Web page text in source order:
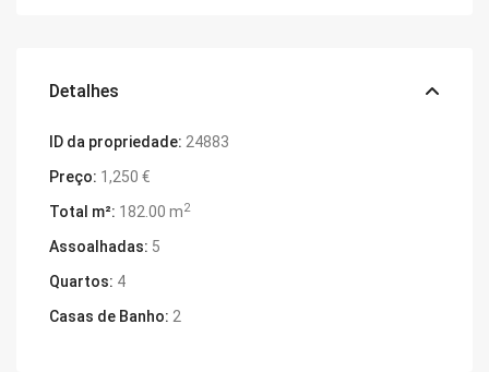
Detalhes
ID da propriedade: 24883
Preço: 1,250 €
Total m²: 182.00 m2
Assoalhadas: 5
Quartos: 4
Casas de Banho: 2